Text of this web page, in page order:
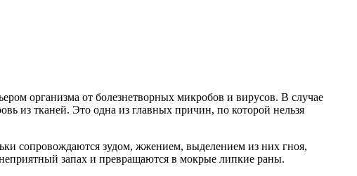
организма от болезнетворных микробов и вирусов. В случае
из тканей. Это одна из главных причин, по которой нельзя
сопровождаются зудом, жжением, выделением из них гноя,
запах и превращаются в мокрые липкие раны.